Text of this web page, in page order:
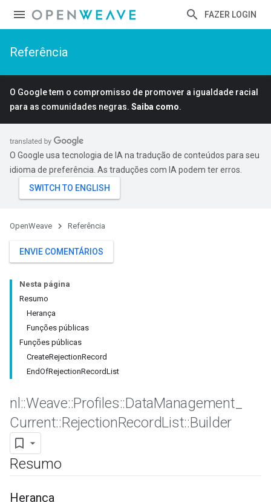
FAZER LOGIN
Referência
O Google tem o compromisso de promover a igualdade racial
para as comunidades negras. Saiba como.
O Google usa tecnologia de IA na tradução de conteúdos para seu
idioma de preferência. As traduções com IA podem ter erros.
OpenWeave Referência
ENVIE COMENTÁRIOS
Nesta página
Resumo
Herança
Funções públicas
Funções públicas
CreateRejectionRecord
EndOfRejectionRecordList
nl ::Weave::Profiles::DataManagement
Current::RejectionRecordList::Builder
Resumo
Herança